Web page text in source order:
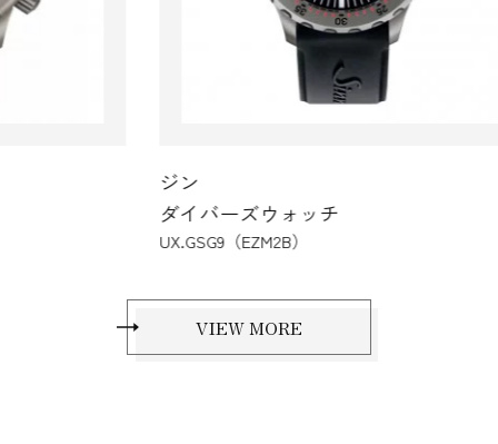
ダイバーズウォッチ
UX.GSG9（EZM2B）
VIEW MORE